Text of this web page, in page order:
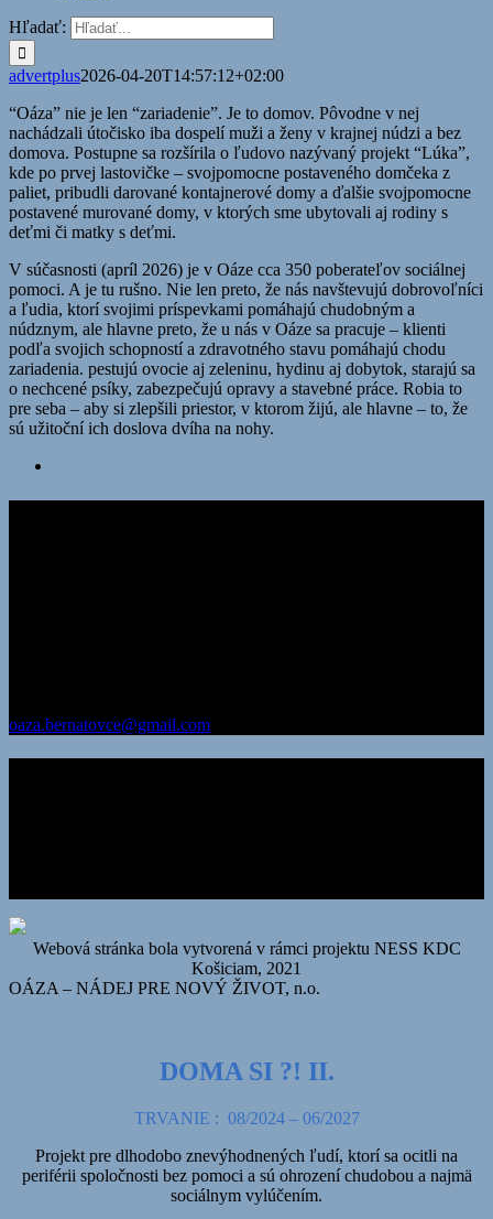
Hľadať:
advertplus2026-04-20T14:57:12+02:00
“Oáza” nie je len “zariadenie”. Je to domov. Pôvodne v nej
nachádzali útočisko iba dospelí muži a ženy v krajnej núdzi a bez
domova. Postupne sa rozšírila o ľudovo nazývaný projekt “Lúka”,
kde po prvej lastovičke – svojpomocne postaveného domčeka z
paliet, pribudli darované kontajnerové domy a ďalšie svojpomocne
postavené murované domy, v ktorých sme ubytovali aj rodiny s
deťmi či matky s deťmi.
V súčasnosti (apríl 2026) je v Oáze cca 350 poberateľov sociálnej
pomoci. A je tu rušno. Nie len preto, že nás navštevujú dobrovoľníci
a ľudia, ktorí svojimi príspevkami pomáhajú chudobným a
núdznym, ale hlavne preto, že u nás v Oáze sa pracuje – klienti
podľa svojich schopností a zdravotného stavu pomáhajú chodu
zariadenia. pestujú ovocie aj zeleninu, hydinu aj dobytok, starajú sa
o nechcené psíky, zabezpečujú opravy a stavebné práce. Robia to
pre seba – aby si zlepšili priestor, v ktorom žijú, ale hlavne – to, že
sú užitoční ich doslova dvíha na nohy.
oaza.bernatovce@gmail.com
Webová stránka bola vytvorená v rámci projektu NESS KDC
Košiciam, 2021
OÁZA – NÁDEJ PRE NOVÝ ŽIVOT, n.o.
DOMA SI ?! II.
TRVANIE : 08/2024 – 06/2027
Projekt pre dlhodobo znevýhodnených ľudí, ktorí sa ocitli na
periférii spoločnosti bez pomoci a sú ohrození chudobou a najmä
sociálnym vylúčením.